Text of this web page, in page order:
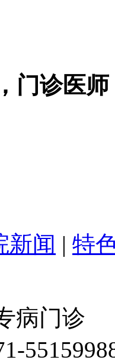
门诊医
新闻 | 特
病门诊